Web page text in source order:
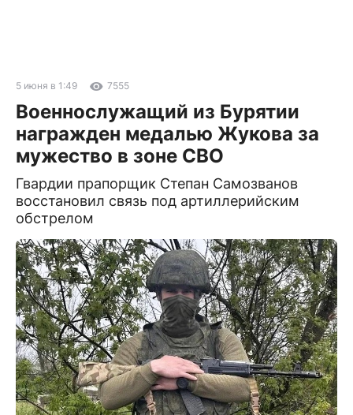
5 июня в 1:49 7555
Военнослужащий из Бурятии
награжден медалью Жукова за
мужество в зоне СВО
Гвардии прапорщик Степан Самозванов
восстановил связь под артиллерийским
обстрелом